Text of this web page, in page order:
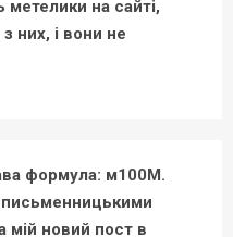
на сайті,
них, і вони не
формула: м100М.
мій новий пост в